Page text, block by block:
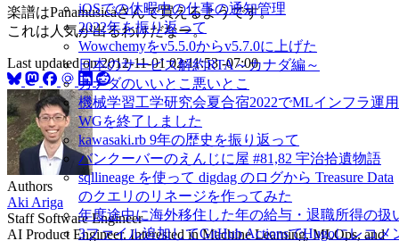
iOSでの休暇中の仕事の通知管理
2022年を振り返って
Wowchemyをv5.5.0からv5.7.0に上げた
日本のサービス解約RTA～カナダ編～
カナダのいいとこ悪いとこ
機械学習工学研究会夏合宿2022でMLインフラ運用
WGを終了しました
kawasaki.rb 9年の歴史を振り返って
バンクーバーのえんじに屋 #81,82 宇治拾遺物語
sqllineage を使って digdag のログから Treasure Data
のクエリのリネージを作ってみた
年度途中に海外移住した年の給与・退職所得の扱
3ファイル追加してGitHub ActionsでHugoにレコメ
楽譜はPanamusicaさんで買えるようです。
これは人気が出るわけだなー。
Last updated on2012-11-01 02:11:53 -07:00
Authors
Aki Ariga
Staff Software Engineer
AI Product Engineer. Interested in Machine Learning, MLOps, and